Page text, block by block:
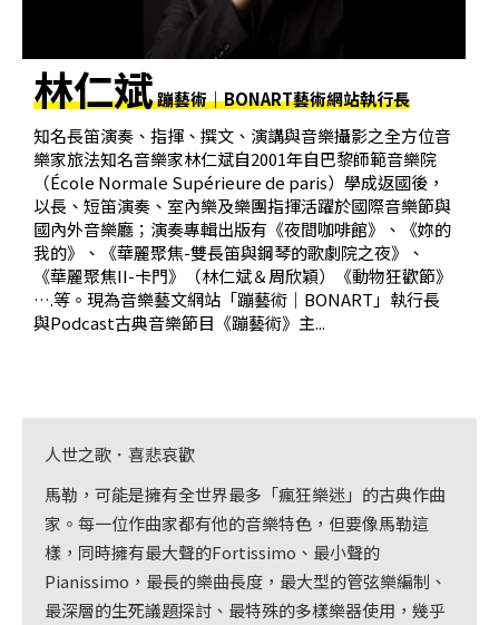
鶯
基
金
會
聯
絡
我
們
登
會
員
回
首
頁
林仁斌蹦藝術｜BONART藝術網站執行長
知名長笛演奏、指揮、撰文、演講與音樂攝影之全方位音
樂家旅法知名音樂家林仁斌自2001年自巴黎師範音樂院
（École Normale Supérieure de paris）學成返國後，
以長、短笛演奏、室內樂及樂團指揮活躍於國際音樂節與
國內外音樂廳；演奏專輯出版有《夜間咖啡館》、《妳的
我的》、《華麗聚焦-雙長笛與鋼琴的歌劇院之夜》、
《華麗聚焦II-卡門》（林仁斌＆周欣穎）《動物狂歡節》
….等。現為音樂藝文網站「蹦藝術｜BONART」執行長
與Podcast古典音樂節目《蹦藝術》主...
人世之歌．喜悲哀歡
馬勒，可能是擁有全世界最多「瘋狂樂迷」的古典作曲
家。每一位作曲家都有他的音樂特色，但要像馬勒這
樣，同時擁有最大聲的Fortissimo、最小聲的
Pianissimo，最長的樂曲長度，最大型的管弦樂編制、
最深層的生死議題探討、最特殊的多樣樂器使用，幾乎